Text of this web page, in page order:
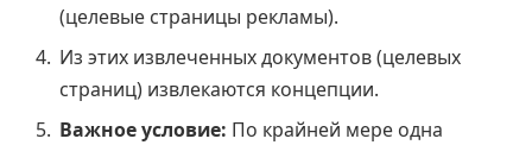
(целевые страницы рекламы).
Из этих извлеченных документов (целевых
страниц) извлекаются концепции.
Важное условие: По крайней мере одна